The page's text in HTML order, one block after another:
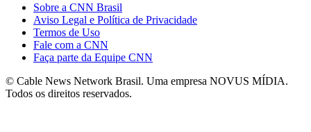
Sobre a CNN Brasil
Aviso Legal e Política de Privacidade
Termos de Uso
Fale com a CNN
Faça parte da Equipe CNN
© Cable News Network Brasil. Uma empresa NOVUS MÍDIA.
Todos os direitos reservados.